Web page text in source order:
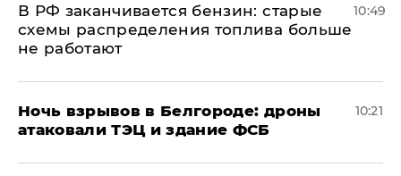
​В РФ заканчивается бензин: старые
схемы распределения топлива больше
не работают
10:49
​Ночь взрывов в Белгороде: дроны
атаковали ТЭЦ и здание ФСБ
10:21